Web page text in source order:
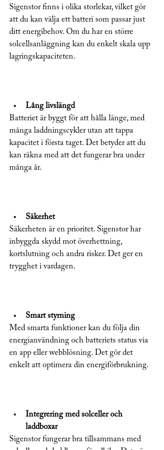
Sigenstor finns i olika storlekar, vilket gör
att du kan välja ett batteri som passar just
ditt energibehov. Om du har en större
solcellsanläggning kan du enkelt skala upp
lagringskapaciteten.
Lång livslängd
Batteriet är byggt för att hålla länge, med
många laddningscykler utan att tappa
kapacitet i första taget. Det betyder att du
kan räkna med att det fungerar bra under
många år.
Säkerhet
Säkerheten är en prioritet. Sigenstor har
inbyggda skydd mot överhettning,
kortslutning och andra risker. Det ger en
trygghet i vardagen.
Smart styrning
Med smarta funktioner kan du följa din
energianvändning och batteriets status via
en app eller webblösning. Det gör det
enkelt att optimera din energiförbrukning.
Integrering med solceller och
laddboxar
Sigenstor fungerar bra tillsammans med